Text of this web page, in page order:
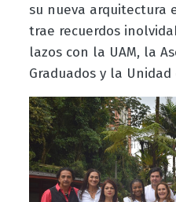
su nueva arquitectura
trae recuerdos
lazos con la UAM, la
Graduados y la Unidad